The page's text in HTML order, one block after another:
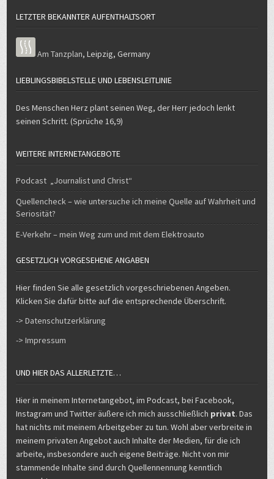
LETZTER BEKANNTER AUFENTHALTSORT
Am Tanzplan,Leipzig,Germany
LIEBLINGSBIBELSTELLE UND LEBENSLEITLINIE
Des Menschen Herz plant seinen Weg, der Herr jedoch lenkt
seinen Schritt. (Sprüche 16,9)
WEITERE INTERNETANGEBOTE
Podcast „Journalist und Christ“
Quellencheck – wie untersuche ich meine Quelle auf Wahrheit und
Seriosität?
E-Verkehr – mein Weg zum und mit dem Elektroauto
GESETZLICH VORGESEHENE ANGABEN
Hier finden Sie alle gesetzlich vorgeschriebenen Angeben.
Klicken Sie dafür bitte auf die entsprechende Überschrift.
-> Datenschutzerklärung
-> Impressum
UND HIER DAS ALLERLETZTE…
Hier in meinem Internetangebot, im Podcast, bei Facebook,
Instagram und Twitter äußere ich mich ausschließlich privat. Das
hat nichts mit meinem Arbeitgeber zu tun. Wohl aber verbreite in
meinem privaten Angebot auch Inhalte der Medien, für die ich
arbeite, insbesondere auch eigene Beiträge. Nicht von mir
stammende Inhalte sind durch Quellennennung kenntlich